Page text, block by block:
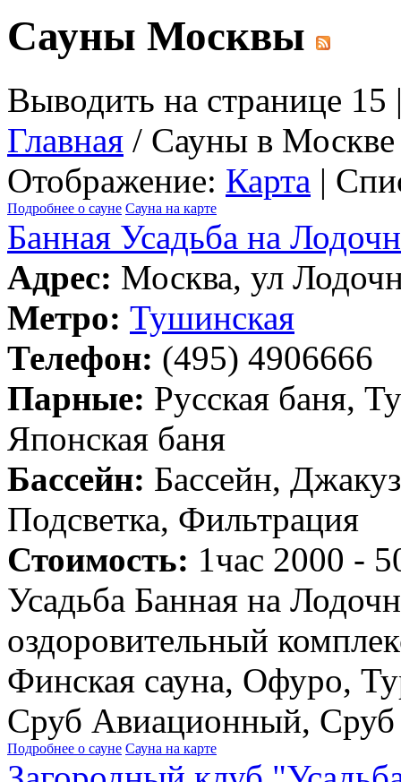
Сауны Москвы
Выводить на странице
Главная / Сауны в Москве
Отображение: Карта |
Подробнее о сауне Сауна на карте
Банная Усадьба на
Адрес: Москва, ул
Метро: Тушинская
Телефон: (495) 4906666
Парные: Русская баня,
Японская баня
Бассейн: Бассейн,
Подсветка, Фильтрация
Стоимость: 1час 2000 -
Усадьба Банная на
оздоровительный
Финская сауна, Офуро,
Сруб Авиационный,
Подробнее о сауне Сауна на карте